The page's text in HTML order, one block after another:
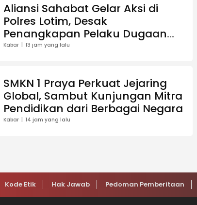
Aliansi Sahabat Gelar Aksi di
Polres Lotim, Desak
Penangkapan Pelaku Dugaan
Penghinaan Bupati
Kabar 13 jam yang lalu
SMKN 1 Praya Perkuat Jejaring
Global, Sambut Kunjungan Mitra
Pendidikan dari Berbagai Negara
Kabar 14 jam yang lalu
Kode Etik Hak Jawab Pedoman Pemberitaan